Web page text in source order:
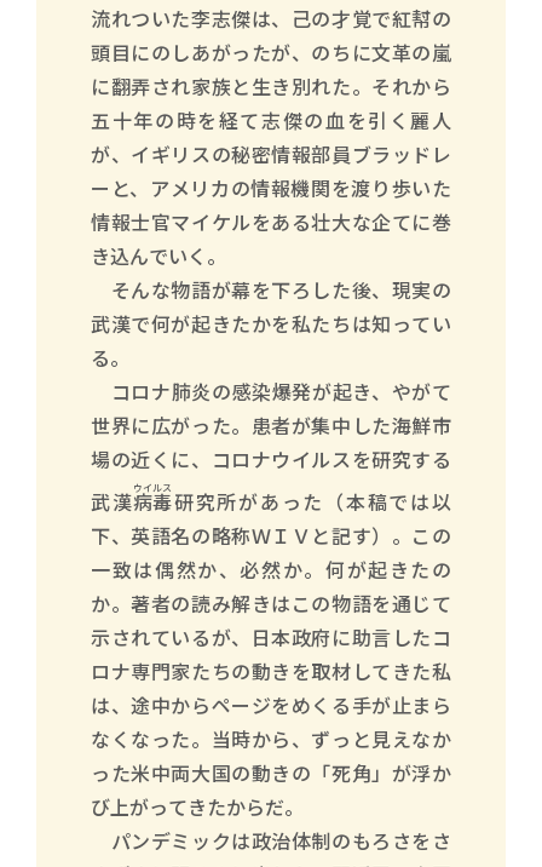
流れついた李志傑は、己の才覚で紅幇の
頭目にのしあがったが、のちに文革の嵐
に翻弄され家族と生き別れた。それから
五十年の時を経て志傑の血を引く麗人
が、イギリスの秘密情報部員ブラッドレ
ーと、アメリカの情報機関を渡り歩いた
情報士官マイケルをある壮大な企てに巻
き込んでいく。
そんな物語が幕を下ろした後、現実の
武漢で何が起きたかを私たちは知ってい
る。
コロナ肺炎の感染爆発が起き、やがて
世界に広がった。患者が集中した海鮮市
場の近くに、コロナウイルスを研究する
武漢病毒
ウイルス 研究所があった（本稿では以
下、英語名の略称ＷＩＶと記す）。この
一致は偶然か、必然か。何が起きたの
か。著者の読み解きはこの物語を通じて
示されているが、日本政府に助言したコ
ロナ専門家たちの動きを取材してきた私
は、途中からページをめくる手が止まら
なくなった。当時から、ずっと見えなか
った米中両大国の動きの「死角」が浮か
び上がってきたからだ。
パンデミックは政治体制のもろさをさ